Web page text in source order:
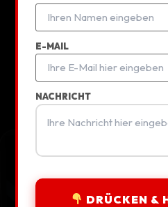
E-MAIL
NACHRICHT
DRÜCKEN &
Unverbindliche